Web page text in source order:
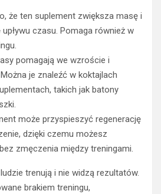
że ten suplement zwiększa masę i
upływu czasu. Pomaga również w
pomagają we wzroście i
je znaleźć w koktajlach
takich jak batony
może przyspieszyć regenerację
dzięki czemu możesz
zmęczenia między treningami.
trenują i nie widzą rezultatów.
brakiem treningu,